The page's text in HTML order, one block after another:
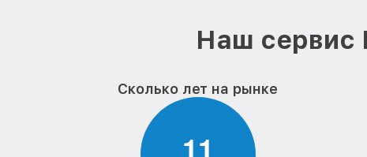
Наш сервис
Сколько лет на рынке
11